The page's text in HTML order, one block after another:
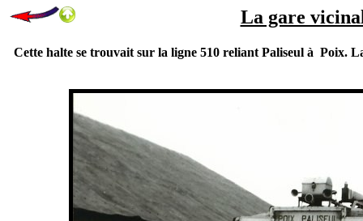
La gare
Cette halte se trouvait sur la ligne 510 reliant Paliseul à Poix.